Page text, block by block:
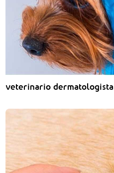
veterinario dermatologista